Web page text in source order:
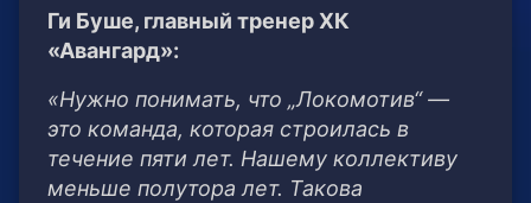
Ги Буше, главный тренер ХК
«Авангард»:
«Нужно понимать, что „Локомотив“ —
это команда, которая строилась в
течение пяти лет. Нашему коллективу
меньше полутора лет. Такова